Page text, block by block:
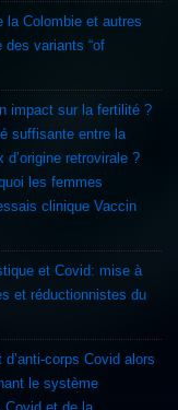
la Colombie et autres
variants “of
impact sur la fertilité ?
suffisante entre la
retrovirale ?
les femmes
clinique Vaccin
et Covid: mise à
et réductionnistes du
corps Covid alors
le système